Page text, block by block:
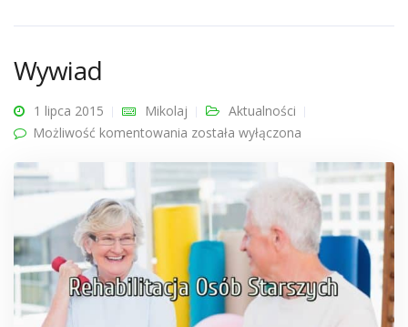
Wywiad
1 lipca 2015 Mikolaj
Aktualności
Możliwość komentowania Wywiad
została wyłączona